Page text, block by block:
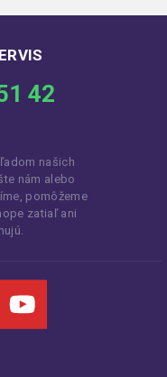
42
našich
nám alebo
pomôžeme
zatiaľ ani
YouTube